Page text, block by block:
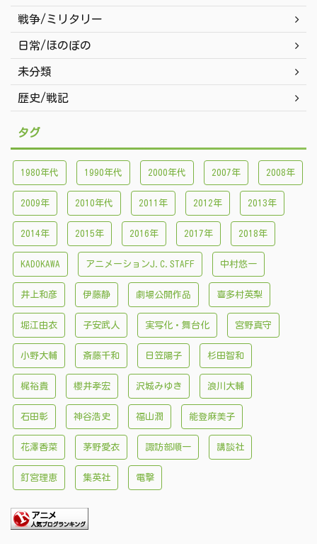
戦争/ミリタリー
日常/ほのぼの
未分類
歴史/戦記
タグ
1980年代 1990年代 2000年代 2007年 2008年
2009年 2010年代 2011年 2012年 2013年
2014年 2015年 2016年 2017年 2018年
KADOKAWA アニメーションJ.C.STAFF 中村悠一
井上和彦 伊藤静 劇場公開作品 喜多村英梨
堀江由衣 子安武人 実写化・舞台化 宮野真守
小野大輔 斎藤千和 日笠陽子 杉田智和
梶裕貴 櫻井孝宏 沢城みゆき 浪川大輔
石田彰 神谷浩史 福山潤 能登麻美子
花澤香菜 茅野愛衣 諏訪部順一 講談社
釘宮理恵 集英社 電撃